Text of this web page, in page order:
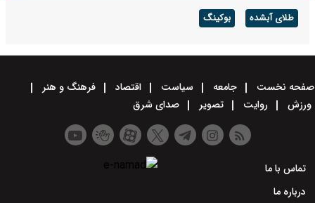
طلای آبشده بوکینگ
صفحه نخست جامعه سیاست اقتصاد
فرهنگ و هنر
ورزش
روایت تصویر صدای شرق
تماس با ما
درباره ما